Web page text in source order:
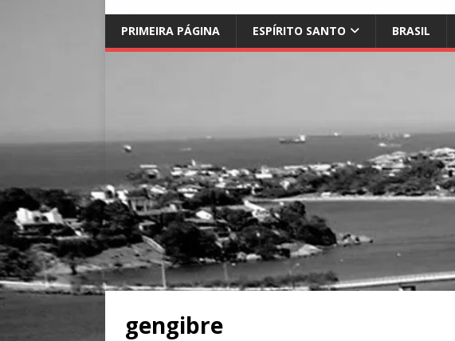
PRIMEIRA PÁGINA ESPÍRITO SANTO BRASIL
gengibre